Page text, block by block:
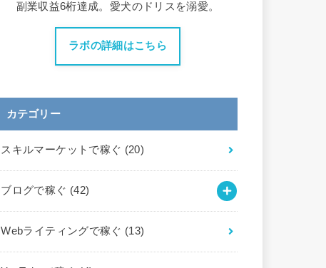
副業収益6桁達成。愛犬のドリスを溺愛。
ラボの詳細はこちら
カテゴリー
スキルマーケットで稼ぐ (20)
ブログで稼ぐ (42)
Webライティングで稼ぐ (13)